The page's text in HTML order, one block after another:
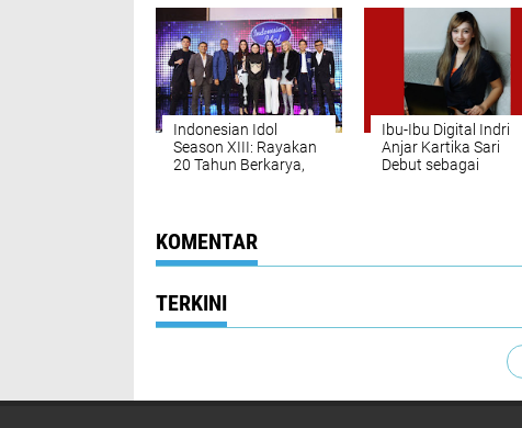
Indonesian Idol
Season XIII: Rayakan
20 Tahun Berkarya,
Ibu-Ibu Digital Indri
Anjar Kartika Sari
Debut sebagai
KOMENTAR
TERKINI